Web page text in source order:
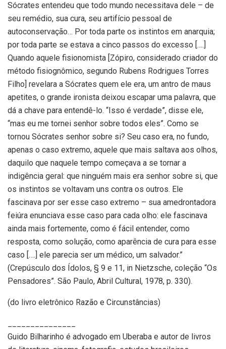
Sócrates entendeu que todo mundo necessitava dele – de
seu remédio, sua cura, seu artifício pessoal de
autoconservação… Por toda parte os instintos em anarquia;
por toda parte se estava a cinco passos do excesso [….]
Quando aquele fisionomista [Zópiro, considerado criador do
método fisiognômico, segundo Rubens Rodrigues Torres
Filho] revelara a Sócrates quem ele era, um antro de maus
apetites, o grande ironista deixou escapar uma palavra, que
dá a chave para entendê-lo. “Isso é verdade”, disse ele,
“mas eu me tornei senhor sobre todos eles”. Como se
tornou Sócrates senhor sobre si? Seu caso era, no fundo,
apenas o caso extremo, aquele que mais saltava aos olhos,
daquilo que naquele tempo começava a se tornar a
indigência geral: que ninguém mais era senhor sobre si, que
os instintos se voltavam uns contra os outros. Ele
fascinava por ser esse caso extremo – sua amedrontadora
feiúra enunciava esse caso para cada olho: ele fascinava
ainda mais fortemente, como é fácil entender, como
resposta, como solução, como aparência de cura para esse
caso [….] ele parecia ser um médico, um salvador.”
(Crepúsculo dos Ídolos, § 9 e 11, in Nietzsche, coleção “Os
Pensadores”. São Paulo, Abril Cultural, 1978, p. 330).
(do livro eletrônico Razão e Circunstâncias)
Guido Bilharinho é advogado em Uberaba e autor de livros